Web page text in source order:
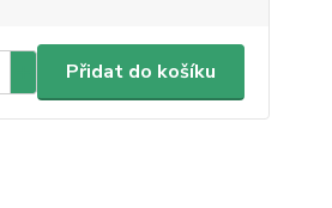
Přidat do košíku